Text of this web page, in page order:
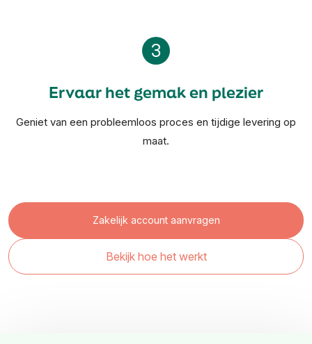
3
Ervaar het gemak en plezier
Geniet van een probleemloos proces en tijdige levering op
maat.
Zakelijk account aanvragen
Bekijk hoe het werkt